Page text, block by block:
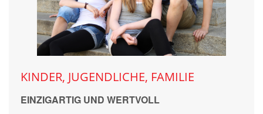
KINDER, JUGENDLICHE, FAMILIE
EINZIGARTIG UND WERTVOLL